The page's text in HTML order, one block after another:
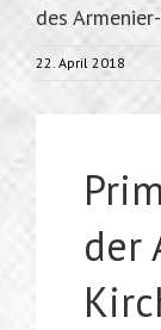
des
22. April 2018
der